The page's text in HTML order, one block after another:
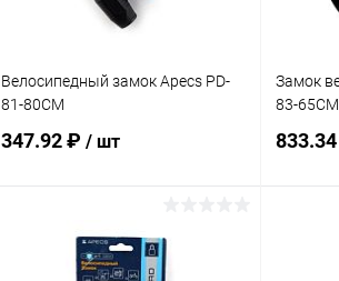
Велосипедный замок Apecs PD-
81-80СМ
347.92 ₽ / шт
В корзину
Замок
83-